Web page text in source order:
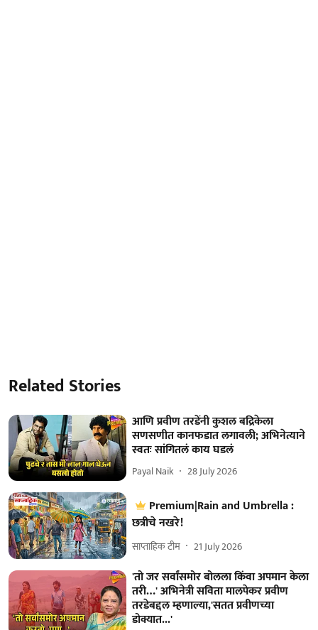
Related Stories
आणि प्रवीण तरडेंनी कुशल बद्रिकेला
सणसणीत कानफडात लगावली; अभिनेत्याने
स्वतः सांगितलं काय घडलं
Payal Naik 28 July 2026
Premium|Rain and Umbrella :
छत्रीचे नखरे!
साप्ताहिक टीम 21 July 2026
'तो जर सर्वांसमोर बोलला किंवा अपमान केला
तरी…' अभिनेत्री सविता मालपेकर प्रवीण
तरडेबद्दल म्हणाल्या,'सतत प्रवीणच्या
डोक्यात...'